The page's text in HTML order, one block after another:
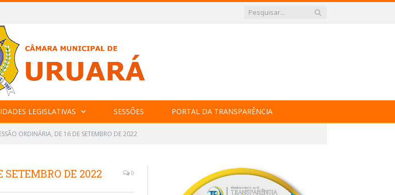
LEGISLATIVAS SESSÕES PORTAL DA TRANSPARÊNCIA
ORDINÁRIA, DE 16 DE SETEMBRO DE 2022
SETEMBRO DE 2022 0